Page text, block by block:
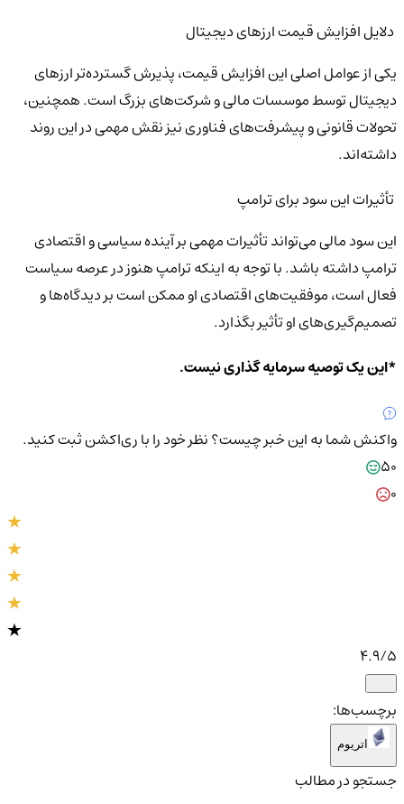
دلایل افزایش قیمت ارزهای دیجیتال
یکی از عوامل اصلی این افزایش قیمت، پذیرش گسترده‌تر ارزهای
دیجیتال توسط موسسات مالی و شرکت‌های بزرگ است. همچنین،
تحولات قانونی و پیشرفت‌های فناوری نیز نقش مهمی در این روند
داشته‌اند.
تأثیرات این سود برای ترامپ
این سود مالی می‌تواند تأثیرات مهمی بر آینده سیاسی و اقتصادی
ترامپ داشته باشد. با توجه به اینکه ترامپ هنوز در عرصه سیاست
فعال است، موفقیت‌های اقتصادی او ممکن است بر دیدگاه‌ها و
تصمیم‌گیری‌های او تأثیر بگذارد.
*این یک توصیه سرمایه گذاری نیست.
واکنش شما به این خبر چیست؟نظر خود را با ری‌اکشن ثبت کنید.
50
4.9/5
برچسب‌ها:
اتریوم
جستجو در مطالب